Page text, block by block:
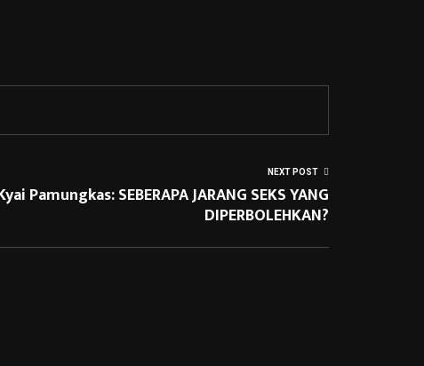
NEXT POST
Pamungkas: SEBERAPA JARANG SEKS YANG
DIPERBOLEHKAN?